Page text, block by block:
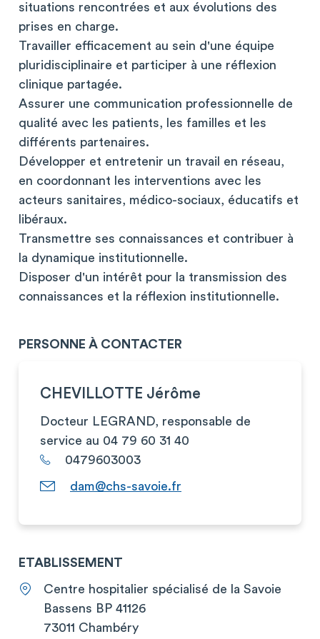
situations rencontrées et aux évolutions des
prises en charge.
Travailler efficacement au sein d'une équipe
pluridisciplinaire et participer à une réflexion
clinique partagée.
Assurer une communication professionnelle de
qualité avec les patients, les familles et les
différents partenaires.
Développer et entretenir un travail en réseau,
en coordonnant les interventions avec les
acteurs sanitaires, médico-sociaux, éducatifs et
libéraux.
Transmettre ses connaissances et contribuer à
la dynamique institutionnelle.
Disposer d'un intérêt pour la transmission des
connaissances et la réflexion institutionnelle.
PERSONNE À CONTACTER
CHEVILLOTTE Jérôme
Docteur LEGRAND, responsable de
service au 04 79 60 31 40
0479603003
dam@chs-savoie.fr
ETABLISSEMENT
Centre hospitalier spécialisé de la Savoie
Bassens BP 41126
73011 Chambéry